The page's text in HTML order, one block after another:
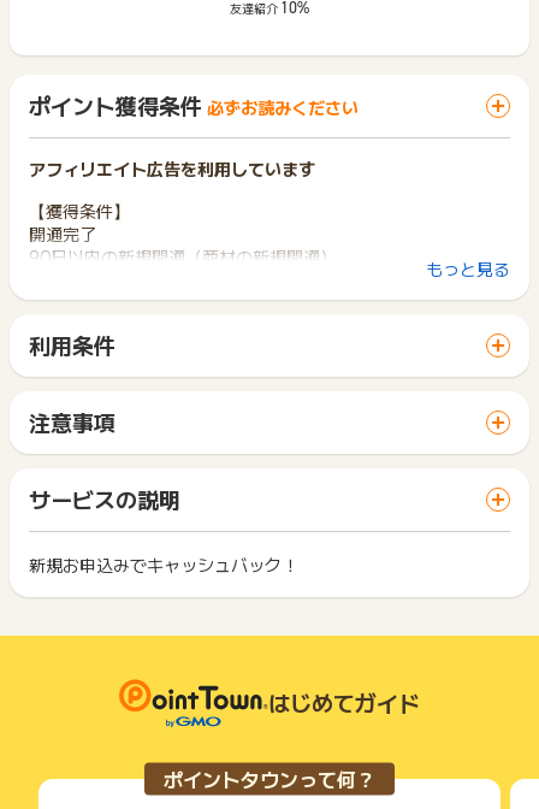
友達紹介 10%
ポイント獲得条件 必ずお読みください
アフィリエイト広告を利用しています
【獲得条件】
開通完了
90日以内の新規開通（商材の新規開通）
【獲得対象外条件】
※ポイントに関するお問い合わせは、ポイントタウンサポートま
ポイントについて、広告主に直接お問い合わせをした場合、ポ
イント獲得対象外となる場合がございます。
※お申込みから獲得反映期間＋３０日以上経過している場合お問
い合わせを受け付けることが出来かねます。
※また、獲得予定ポイントに反映されないお問い合わせにつきま
してはお申込みから６０日を経過したお問い合わせの受付はい
たしかねます。
までお問い合わせください。ポイントについて、広告主に直接
もっと見る
利用条件
サイトに移動してからお申し込みやお買い物が完了するまでの
間に、同じブラウザ（※）で他のサイトに移動した場合はポイン
ト獲得ができません。
「 サイトへ行ってポイントGET 」ボタンを押した時とサービ
ス・お買い物利用時で、デバイス・ブラウザが異なる場合はポ
イント獲得ができません。
2回以上同じお買い物・サービスをご利用される場合は、毎回
ポイントタウンに戻り、「 サイトへ行ってポイントGET 」ボ
得無効」となる可能性があります。
・同一端末や同一世帯で、繰り返し利用不可のサービス・お買
い物を複数回ご利用された場合
て一度でも同サービス・お買い物を利用されたことがある場合
ご利用前には、Cookieの削除をおこなっていただくことを推奨
注意事項
一部のサービスにつきましては、1商品につき10円単位の金額
は切り捨てとなります。
ポイント獲得が1ポイント未満のものは切り捨てとなり、ポイ
ント履歴には記載されません。
につきましては、ポイントタウンのポイント獲得の対象には含
商品の交換や一部でもキャンセルされた場合、ポイントが無効
になる可能性もございます。
各サービス・お買い物の獲得ポイントや獲得条件、キャンペー
れた時点の条件が適用されます。
条件を達成しているかどうかは各広告主ではなく、代理店が行
サービスの説明
新規お申込みでキャッシュバック！
はじめてガイド
ポイントタウンって何？